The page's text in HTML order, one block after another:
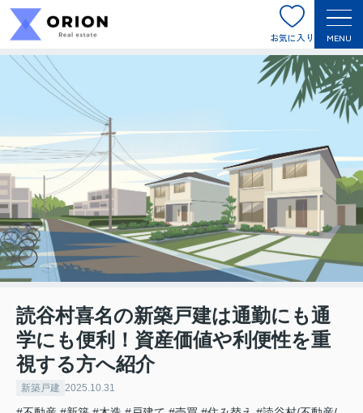
お気に入り MENU
読谷村喜名の新築戸建は通勤にも通
学にも便利！資産価値や利便性を重
視する方へ紹介
新築戸建 2025.10.31